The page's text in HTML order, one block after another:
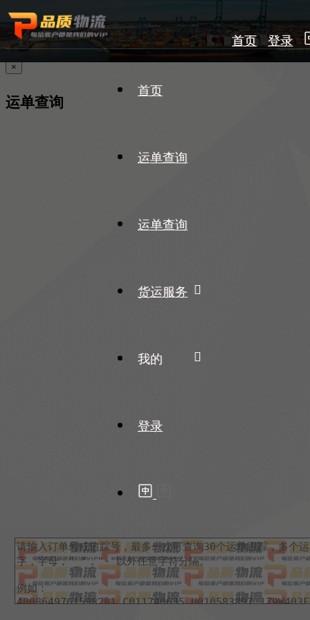
首页 登录
首页
运单查询
运单查询
货运服务
我的
登录
×
运单查询